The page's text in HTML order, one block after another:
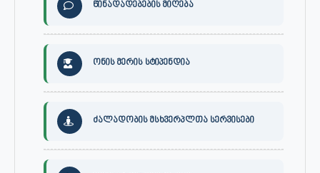
წინადადებების მიღება
ონის მერის სტიპენდია
ძალადობის მსხვერპლთა სერვისები